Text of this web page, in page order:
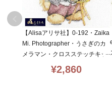
【Alisaアリサ社】0-192・Zaika
Mi. Photographer・うさぎのカ
メラマン・クロスステッチキッ
ト・14CT・10×13・初心者向・
¥2,860